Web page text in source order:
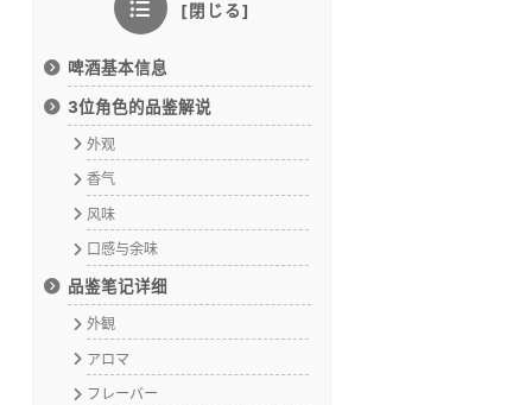
啤酒基本信息
3位角色的品鉴解说
外观
香气
风味
口感与余味
品鉴笔记详细
外観
アロマ
フレーバー